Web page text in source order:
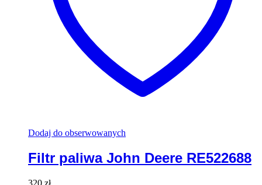
Dodaj do obserwowanych
Filtr paliwa John Deere RE522688
320 zł